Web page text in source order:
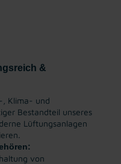
&
, Klima- und
Bestandteil unseres
Lüftungsanlagen
von